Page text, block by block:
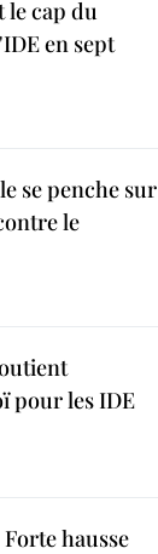
cap du
en sept
se penche sur
le
pour les IDE
hausse